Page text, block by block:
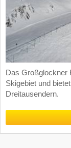
Das Großglockner
Skigebiet und
Dreitausendern.